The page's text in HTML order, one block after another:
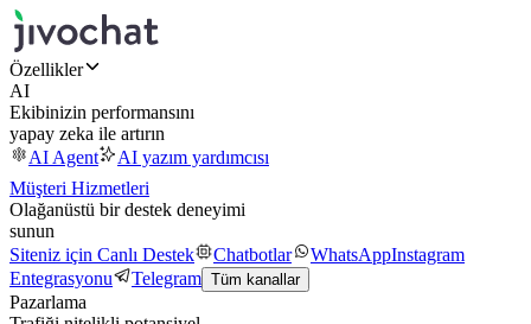
Özellikler
AI
Ekibinizin performansını
yapay zeka ile artırın
AI Agent
AI yazım yardımcısı
Müşteri Hizmetleri
Olağanüstü bir destek deneyimi
sunun
Siteniz için Canlı Destek
Chatbotlar WhatsAppInstagram
Entegrasyonu
Telegram Tüm kanallar
Pazarlama